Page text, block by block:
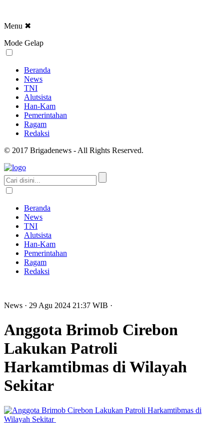
Menu ✖
Mode Gelap
Beranda
News
TNI
Alutsista
Han-Kam
Pemerintahan
Ragam
Redaksi
© 2017 Brigadenews - All Rights Reserved.
Beranda
News
TNI
Alutsista
Han-Kam
Pemerintahan
Ragam
Redaksi
News · 29 Agu 2024 21:37 WIB ·
Anggota Brimob Cirebon
Lakukan Patroli
Harkamtibmas di Wilayah
Sekitar